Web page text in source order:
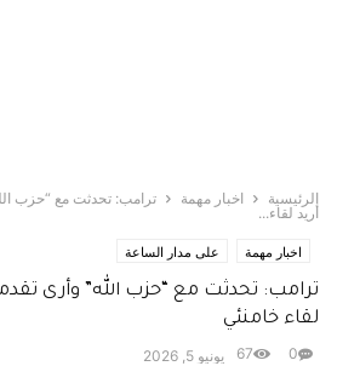
الرئيسية اخبار مهمة
ترامب: تحدثت مع “حزب
أريد لقاء...
اخبار مهمة على مدار الساعة
ترامب: تحدثت مع “حزب الله” وأرى
لقاء خامنئي
يونيو 5, 2026 0
67